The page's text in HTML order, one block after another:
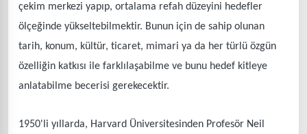
çekim merkezi yapıp, ortalama refah düzeyini hedefler
ölçeğinde yükseltebilmektir. Bunun için de sahip olunan
tarih, konum, kültür, ticaret, mimari ya da her türlü özgün
özelliğin katkısı ile farklılaşabilme ve bunu hedef kitleye
anlatabilme becerisi gerekecektir.
1950'li yıllarda, Harvard Üniversitesinden Profesör Neil